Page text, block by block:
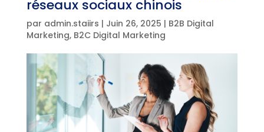
réseaux sociaux chinois
par admin.staiirs | Juin 26, 2025 | B2B Digital
Marketing, B2C Digital Marketing